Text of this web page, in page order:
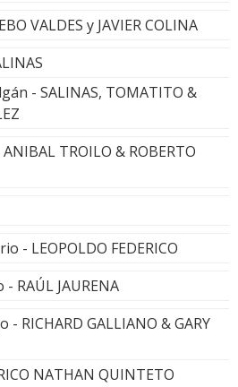
VALDES y JAVIER COLINA
- SALINAS, TOMATITO &
TROILO & ROBERTO
- LEOPOLDO FEDERICO
RAÚL JAURENA
RICHARD GALLIANO & GARY
NATHAN QUINTETO